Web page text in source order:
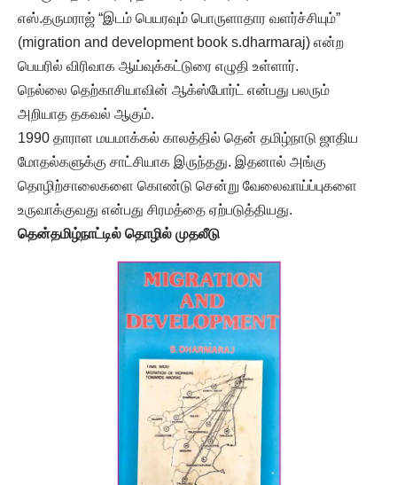
எஸ்.தருமராஜ் “இடம் பெயரவும் பொருளாதார வளர்ச்சியும்”
(migration and development book s.dharmaraj) என்ற
பெயரில் விரிவாக ஆய்வுக்கட்டுரை எழுதி உள்ளார்.
நெல்லை தெற்காசியாவின் ஆக்ஸ்போர்ட் என்பது பலரும்
அறியாத தகவல் ஆகும்.
1990 தாராள மயமாக்கல் காலத்தில் தென் தமிழ்நாடு ஜாதிய
மோதல்களுக்கு சாட்சியாக இருந்தது. இதனால் அங்கு
தொழிற்சாலைகளை கொண்டு சென்று வேலைவாய்ப்புகளை
உருவாக்குவது என்பது சிரமத்தை ஏற்படுத்தியது.
தென்தமிழ்நாட்டில் தொழில் முதலீடு